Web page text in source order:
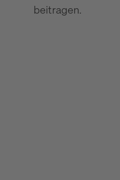
beitragen.